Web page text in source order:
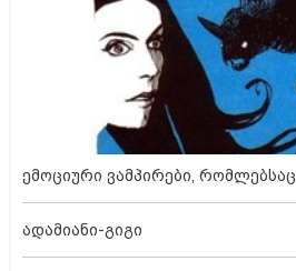
ემოციური ვამპირები,
ადამიანი-გიგი